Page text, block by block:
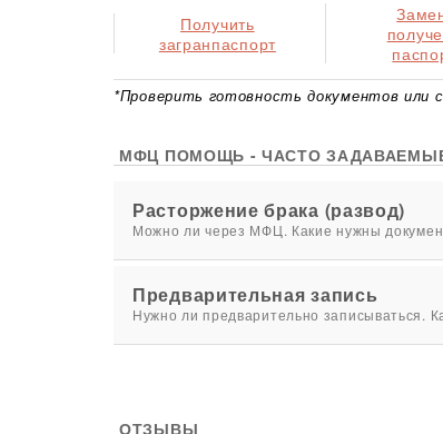
Получить
загранпаспорт
*Проверить готовность документов или
МФЦ ПОМОЩЬ - ЧАСТО
Расторжение брака (развод)
Можно ли через МФЦ. Какие нужны
Предварительная запись
Нужно ли предварительно записываться.
ОТЗЫВЫ